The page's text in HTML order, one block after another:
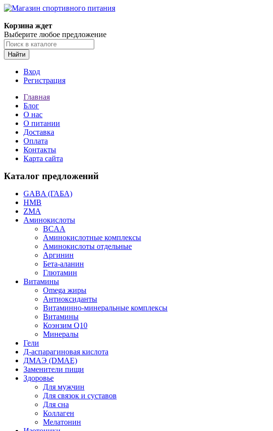
Корзина ждет
Выберите любое предложение
Найти
Вход
Регистрация
Главная
Блог
О нас
О питании
Доставка
Оплата
Контакты
Карта сайта
Каталог предложений
GABA (ГАБА)
HMB
ZMA
Аминокислоты
BCAA
Аминокислотные комплексы
Аминокислоты отдельные
Аргинин
Бета-аланин
Глютамин
Витамины
Omega жиры
Антиоксиданты
Витаминно-минеральные комплексы
Витамины
Коэнзим Q10
Минералы
Гели
Д-аспарагиновая кислота
ДМАЭ (DMAE)
Заменители пищи
Здоровье
Для мужчин
Для связок и суставов
Для сна
Коллаген
Мелатонин